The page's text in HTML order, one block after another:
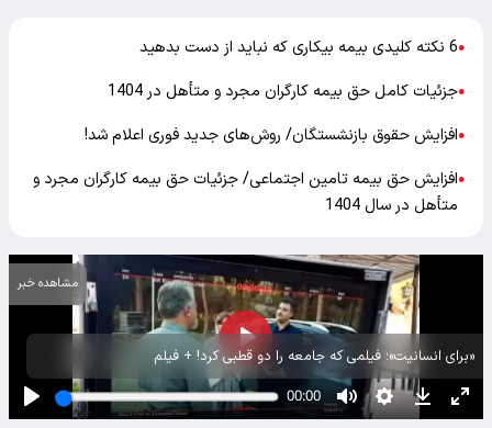
●6 نکته کلیدی بیمه بیکاری که نباید از دست بدهید
●جزئیات کامل حق بیمه کارگران مجرد و متأهل در 1404
●افزایش حقوق بازنشستگان/ روش‌های جدید فوری اعلام شد!
●افزایش حق بیمه تامین اجتماعی/ جزئیات حق بیمه کارگران مجرد و
متأهل در سال 1404
«برای انسانیت»؛ فیلمی که جامعه را دو قطبی کرد! + فیلم
مشاهده خبر